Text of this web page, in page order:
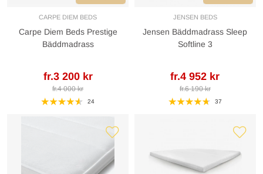
CARPE DIEM BEDS
Carpe Diem Beds Prestige
Bäddmadrass
fr.3 200 kr
fr.4 000 kr
24
JENSEN BEDS
Jensen Bäddmadrass Sleep
Softline 3
fr.4 952 kr
fr.6 190 kr
37